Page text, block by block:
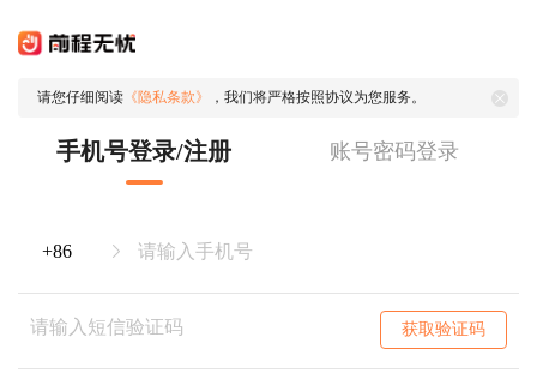
请您仔细阅读 《隐私条款》 ，我们将严格按照协议为您服务。
手机号登录/注册 账号密码登录
获取验证码